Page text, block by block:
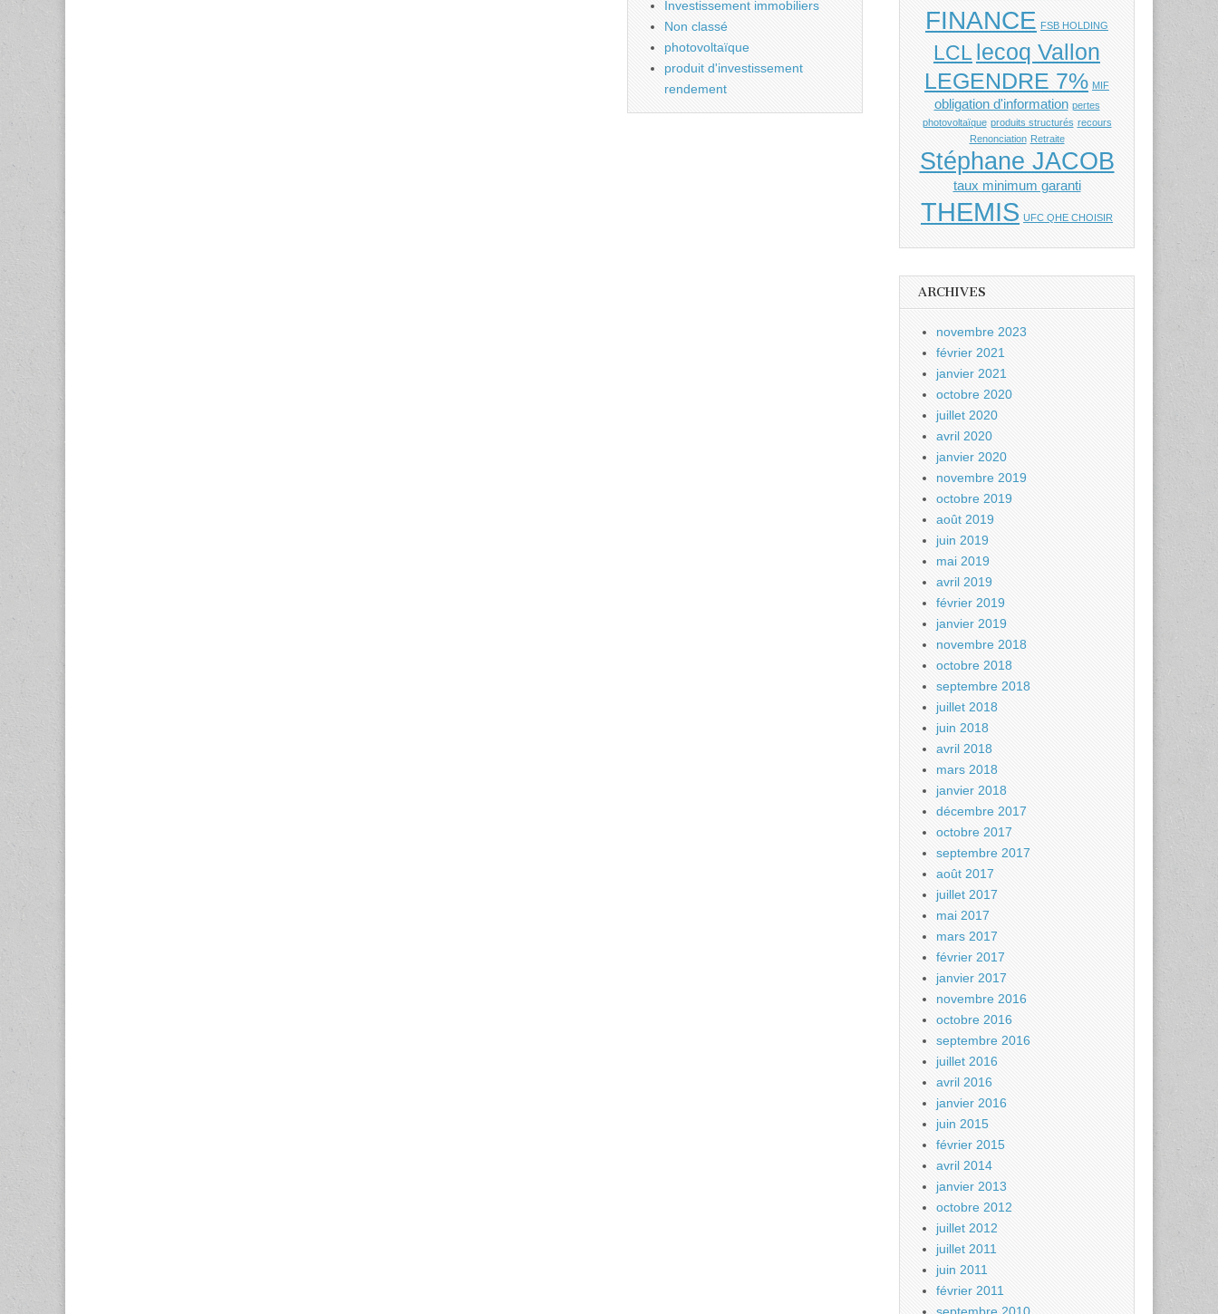
Investissement immobiliers
Non classé
photovoltaïque
produit d'investissement
rendement
FINANCE FSB HOLDING
LCL lecoq Vallon
LEGENDRE 7% MIF
obligation d'information pertes
photovoltaïque produits structurés recours
Renonciation Retraite
Stéphane JACOB
taux minimum garanti
THEMIS UFC QHE CHOISIR
ARCHIVES
novembre 2023
février 2021
janvier 2021
octobre 2020
juillet 2020
avril 2020
janvier 2020
novembre 2019
octobre 2019
août 2019
juin 2019
mai 2019
avril 2019
février 2019
janvier 2019
novembre 2018
octobre 2018
septembre 2018
juillet 2018
juin 2018
avril 2018
mars 2018
janvier 2018
décembre 2017
octobre 2017
septembre 2017
août 2017
juillet 2017
mai 2017
mars 2017
février 2017
janvier 2017
novembre 2016
octobre 2016
septembre 2016
juillet 2016
avril 2016
janvier 2016
juin 2015
février 2015
avril 2014
janvier 2013
octobre 2012
juillet 2012
juillet 2011
juin 2011
février 2011